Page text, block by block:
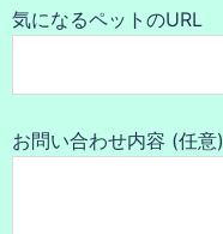
気になるペットのURL
お問い合わせ内容 (任意)